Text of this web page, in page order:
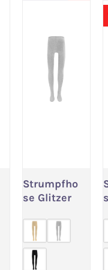
wählen
Preis:
Variante
Strumpfho
se Glitzer